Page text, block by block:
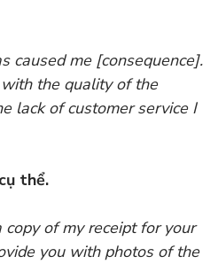
caused me [consequence].
the quality of the
lack of customer service I
thể.
copy of my receipt for your
you with photos of the